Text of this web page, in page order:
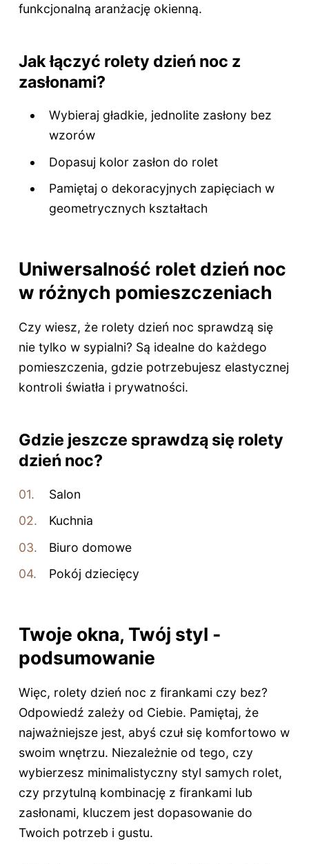
funkcjonalną aranżację okienną.
Jak łączyć rolety dzień noc z
zasłonami?
Wybieraj gładkie, jednolite zasłony bez
wzorów
Dopasuj kolor zasłon do rolet
Pamiętaj o dekoracyjnych zapięciach w
geometrycznych kształtach
Uniwersalność rolet dzień noc
w różnych pomieszczeniach
Czy wiesz, że rolety dzień noc sprawdzą się
nie tylko w sypialni? Są idealne do każdego
pomieszczenia, gdzie potrzebujesz elastycznej
kontroli światła i prywatności.
Gdzie jeszcze sprawdzą się rolety
dzień noc?
Salon
Kuchnia
Biuro domowe
Pokój dziecięcy
Twoje okna, Twój styl -
podsumowanie
Więc, rolety dzień noc z firankami czy bez?
Odpowiedź zależy od Ciebie. Pamiętaj, że
najważniejsze jest, abyś czuł się komfortowo w
swoim wnętrzu. Niezależnie od tego, czy
wybierzesz minimalistyczny styl samych rolet,
czy przytulną kombinację z firankami lub
zasłonami, kluczem jest dopasowanie do
Twoich potrzeb i gustu.